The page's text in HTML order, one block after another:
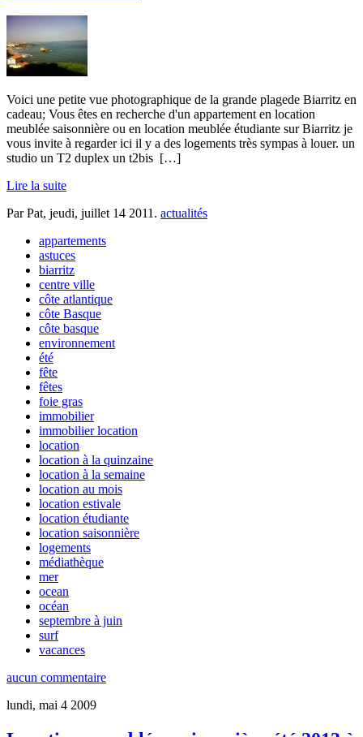
Voici une petite vue photographique de la grande plagede Biarritz en
cadeau; Vous êtes en recherche d'un appartement en location
meublée saisonnière ou en location meublée étudiante sur Biarritz je
vous invite à regarder ici il y a des logements très sympas à louer. un
studio un T2 duplex un t2bis […]
Lire la suite
Par Pat, jeudi, juillet 14 2011 . actualités
appartements
astuces
biarritz
centre ville
côte atlantique
côte Basque
côte basque
environnement
été
fête
fêtes
foie gras
immobilier
immobilier location
location
location à la quinzaine
location à la semaine
location au mois
location estivale
location étudiante
location saisonnière
logements
médiathèque
mer
ocean
océan
septembre à juin
surf
vacances
aucun commentaire
lundi, mai 4 2009